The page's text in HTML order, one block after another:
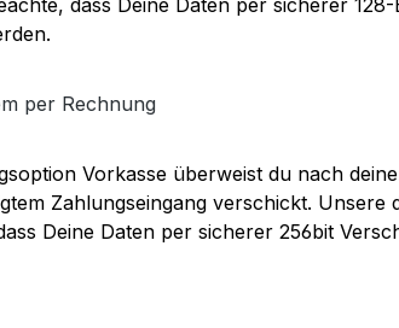
dass Deine Daten per sicherer
per Rechnung
Vorkasse überweist du nach
Zahlungseingang verschickt.
Deine Daten per sicherer 256bit